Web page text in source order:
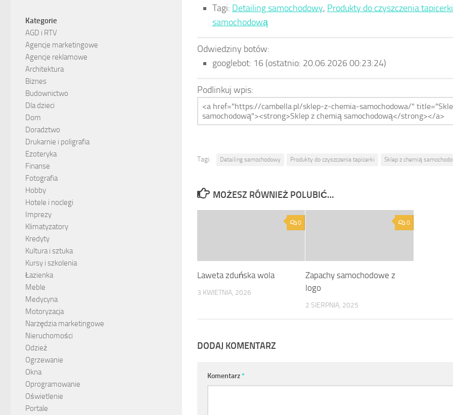
Tagi: Detailing samochodowy, Produkty do czyszczenia tapicerki
samochodową
Odwiedziny botów:
googlebot: 16 (ostatnio: 20.06.2026 00:23:24)
Podlinkuj wpis:
Tagi: Detailing samochodowy Produkty do czyszczenia tapicerki Sklep z chemią
MOŻESZ RÓWNIEŻ POLUBIĆ…
0
Laweta zduńska wola
3 KWIETNIA, 2026
0
Zapachy samochodowe z
logo
2 SIERPNIA, 2025
DODAJ KOMENTARZ
Komentarz*
Kategorie
AGD i RTV
Agencje marketingowe
Agencje reklamowe
Architektura
Biznes
Budownictwo
Dla dzieci
Dom
Doradztwo
Drukarnie i poligrafia
Ezoteryka
Finanse
Fotografia
Hobby
Hotele i noclegi
Imprezy
Klimatyzatory
Kredyty
Kultura i sztuka
Kursy i szkolenia
Łazienka
Meble
Medycyna
Motoryzacja
Narzędzia marketingowe
Nieruchomości
Odzież
Ogrzewanie
Okna
Oprogramowanie
Oświetlenie
Portale